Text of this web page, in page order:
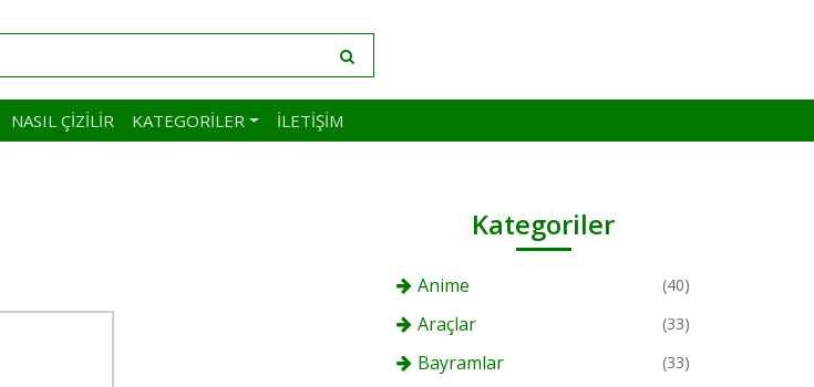
NASIL ÇIZILIR KATEGORILER İLETIŞIM
Kategoriler
Anime (40)
Araçlar (33)
Bayramlar (33)